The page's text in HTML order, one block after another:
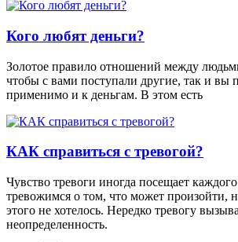
Кого любят деньги?
Золотое правило отношений между
чтобы с вами поступали другие, так и вы
применимо и к деньгам. В этом есть
КАК справиться с тревогой?
Чувство тревоги иногда посещает
тревожимся о том, что может произойти,
этого не хотелось. Нередко тревогу
неопределенность.